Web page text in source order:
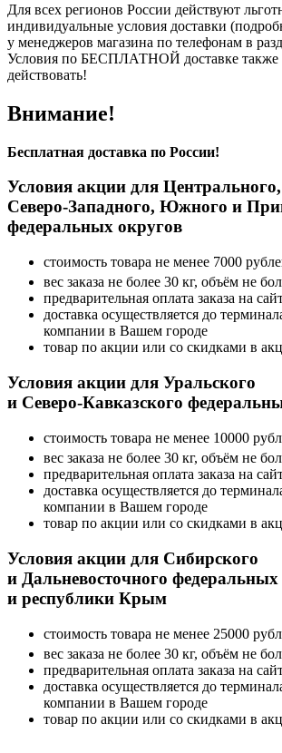
Для всех регионов России действуют
индивидуальные условия доставки
у менеджеров магазина по телефонам в
Условия по БЕСПЛАТНОЙ доставке также
действовать!
Внимание!
Бесплатная доставка по России!
Условия акции для Центрального,
Северо-Западного, Южного и
федеральных округов
стоимость товара не менее 7000
вес заказа не более 30 кг, объём не
предварительная оплата заказа на
доставка осуществляется до
компании в Вашем городе
товар по акции или со скидками в
Условия акции для Уральского
и Северо-Кавказского
стоимость товара не менее 10000
вес заказа не более 30 кг, объём не
предварительная оплата заказа на
доставка осуществляется до
компании в Вашем городе
товар по акции или со скидками в
Условия акции для Сибирского
и Дальневосточного
и республики Крым
стоимость товара не менее 25000
вес заказа не более 30 кг, объём не
предварительная оплата заказа на
доставка осуществляется до
компании в Вашем городе
товар по акции или со скидками в